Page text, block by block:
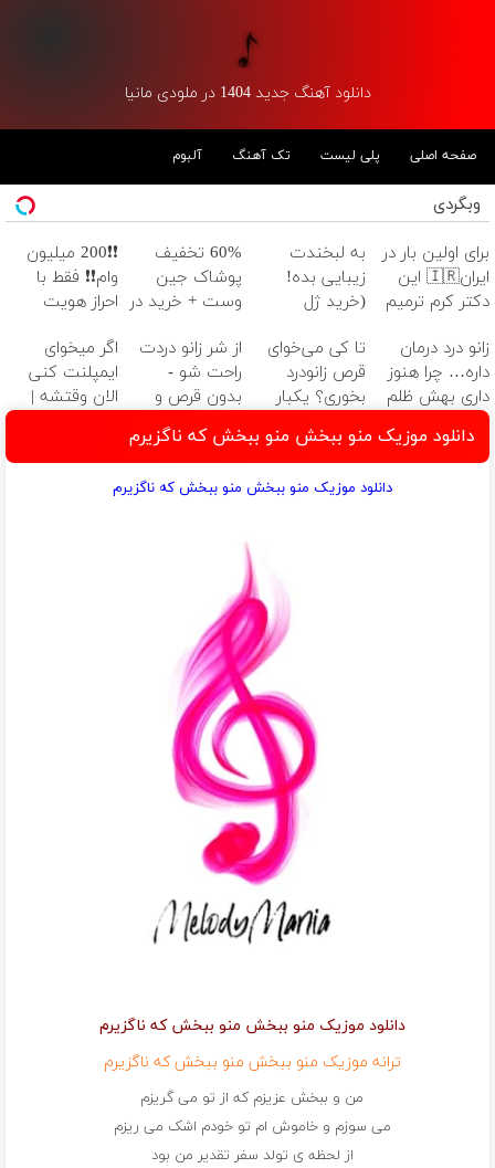
دانلود آهنگ جدید 1404 در ملودی مانیا
صفحه اصلی پلی لیست تک آهنگ آلبوم
وبگردی
برای اولین بار در
ایران🇮🇷 این
دکتر کرم ترمیم
ساخت!
به لبخندت
زیبایی بده!
(خرید ژل
دندان
با40%تخفیف)
60% تخفیف
پوشاک جین
وست + خرید در
❗❗200 میلیون
وام❗❗ فقط با
احراز هویت
زانو درد درمان
داره… چرا هنوز
داری بهش ظلم
می‌کنی؟
تا کی می‌خوای
قرص زانودرد
بخوری؟ یکبار
کن
از شر زانو دردت
راحت شو -
بدون قرص و
اگر میخوای
ایمپلنت کنی
الان وقتشه |
دانلود موزیک منو ببخش منو ببخش که ناگزیرم
دانلود موزیک منو ببخش منو ببخش که ناگزیرم
دانلود موزیک منو ببخش منو ببخش که ناگزیرم
ترانه موزیک منو ببخش منو ببخش که ناگزیرم
من و ببخش عزیزم که از تو می گریزم
می سوزم و خاموش ام تو خودم اشک می ریزم
از لحظه ی تولد سفر تقدیر من بود